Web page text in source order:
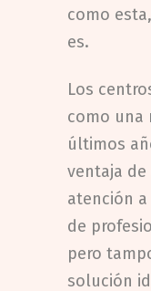
como
es.
Los
como una
últimos
ventaja
atención
de
pero
solución